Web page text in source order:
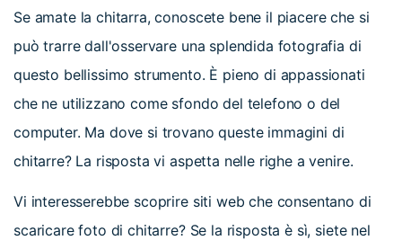
Se amate la chitarra, conoscete bene il piacere che si
può trarre dall'osservare una splendida fotografia di
questo bellissimo strumento. È pieno di appassionati
che ne utilizzano come sfondo del telefono o del
computer. Ma dove si trovano queste immagini di
chitarre? La risposta vi aspetta nelle righe a venire.
Vi interesserebbe scoprire siti web che consentano di
scaricare foto di chitarre? Se la risposta è sì, siete nel